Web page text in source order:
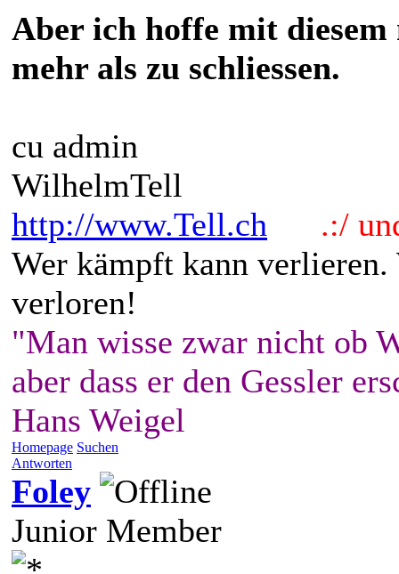
Aber ich hoffe mit
mehr als zu schliessen.
cu admin
WilhelmTell
http://www.Tell.ch
.:/
Wer kämpft kann
verloren!
"Man wisse zwar nicht ob
aber dass er den Gessler
Hans Weigel
Homepage Suchen
Antworten
Foley
Junior Member